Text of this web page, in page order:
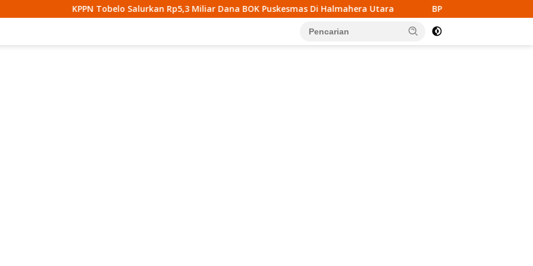
Tobelo Salurkan Rp5,3 Miliar Dana BOK Puskesmas Di Halmahera Utara BPD Atubul Dol Kepulauan Tanimbar Gelar